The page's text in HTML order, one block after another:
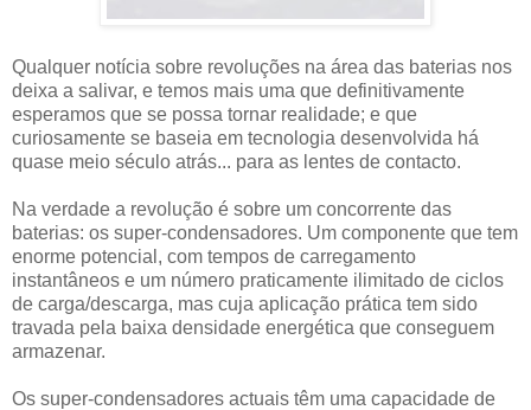
Qualquer notícia sobre revoluções na área das baterias nos
deixa a salivar, e temos mais uma que definitivamente
esperamos que se possa tornar realidade; e que
curiosamente se baseia em tecnologia desenvolvida há
quase meio século atrás... para as lentes de contacto.
Na verdade a revolução é sobre um concorrente das
baterias: os super-condensadores. Um componente que tem
enorme potencial, com tempos de carregamento
instantâneos e um número praticamente ilimitado de ciclos
de carga/descarga, mas cuja aplicação prática tem sido
travada pela baixa densidade energética que conseguem
armazenar.
Os super-condensadores actuais têm uma capacidade de